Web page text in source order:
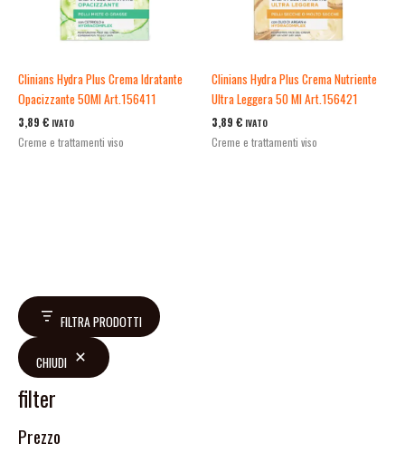
FILTRA PRODOTTI
CHIUDI
filter
Prezzo
Clinians Hydra Plus Crema Idratante
Opacizzante 50Ml Art.156411
3,89 € IVATO
Creme e trattamenti viso
Clinians Hydra Plus Crema Nutriente
Ultra Leggera 50 Ml Art.156421
3,89 € IVATO
Creme e trattamenti viso